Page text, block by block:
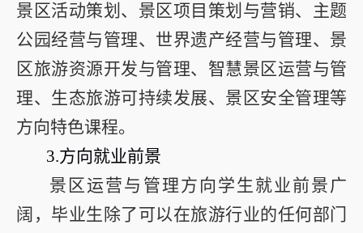
景区活动策划、景区项目策划与营销、主题
公园经营与管理、世界遗产经营与管理、景
区旅游资源开发与管理、智慧景区运营与管
理、生态旅游可持续发展、景区安全管理等
方向特色课程。
3.方向就业前景
景区运营与管理方向学生就业前景广
阔，毕业生除了可以在旅游行业的任何部门